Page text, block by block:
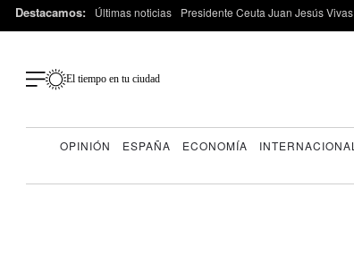
Destacamos: Últimas noticias Presidente Ceuta Juan Jesús Vivas
El tiempo en tu ciudad
OPINIÓN ESPAÑA ECONOMÍA INTERNACIONAL